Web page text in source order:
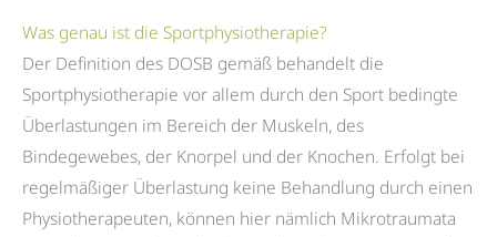
Was genau ist die Sportphysiotherapie?
Der Definition des DOSB gemäß behandelt die
Sportphysiotherapie vor allem durch den Sport bedingte
Überlastungen im Bereich der Muskeln, des
Bindegewebes, der Knorpel und der Knochen. Erfolgt bei
regelmäßiger Überlastung keine Behandlung durch einen
Physiotherapeuten, können hier nämlich Mikrotraumata